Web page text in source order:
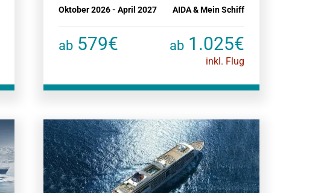
Oktober 2026 - April 2027 AIDA & Mein Schiff
ab 579€ ab 1.025€
inkl. Flug